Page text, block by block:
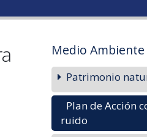
Medio Ambiente
Patrimonio
Plan de Acción
ruido